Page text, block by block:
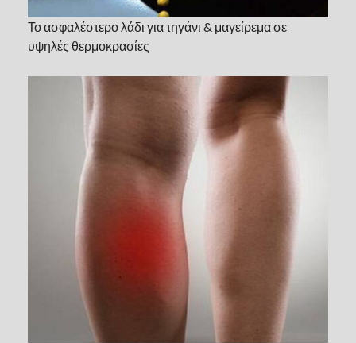
Το ασφαλέστερο λάδι για τηγάνι & μαγείρεμα σε
υψηλές θερμοκρασίες